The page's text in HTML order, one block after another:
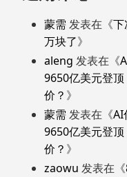
蒙需 发表在《下
万块了》
aleng 发表在《
9650亿美元登
价？ 》
蒙需 发表在《AI
9650亿美元登
价？ 》
zaowu 发表在《